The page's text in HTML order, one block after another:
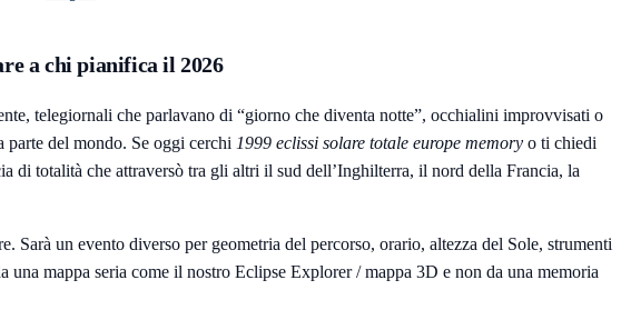
a chi pianifica il 2026
telegiornali che parlavano di “giorno che diventa notte”, occhialini improvvisati o
parte del mondo. Se oggi cerchi 1999 eclissi solare totale europe memory o ti chiedi
di totalità che attraversò tra gli altri il sud dell’Inghilterra, il nord della Francia, la
un evento diverso per geometria del percorso, orario, altezza del Sole, strumenti
una mappa seria come il nostro Eclipse Explorer / mappa 3D e non da una memoria